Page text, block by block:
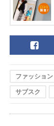
ファッション
サブスク